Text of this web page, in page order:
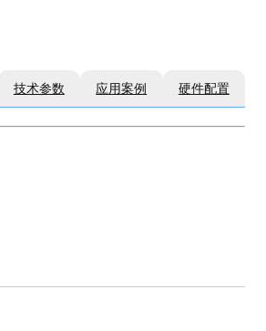
技术参数 应用案例 硬件配置